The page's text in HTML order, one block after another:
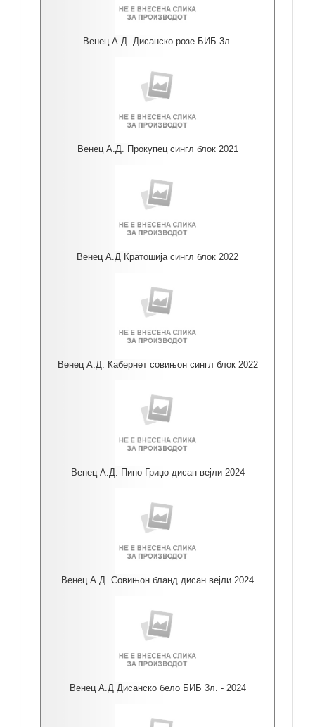
Венец А.Д. Дисанско розе БИБ 3л.
Венец А.Д. Прокупец сингл блок 2021
Венец А.Д Кратошија сингл блок 2022
Венец А.Д. Кабернет совињон сингл блок 2022
Венец А.Д. Пино Гриџо дисан вејли 2024
Венец А.Д. Совињон бланд дисан вејли 2024
Венец А.Д Дисанско бело БИБ 3л. - 2024